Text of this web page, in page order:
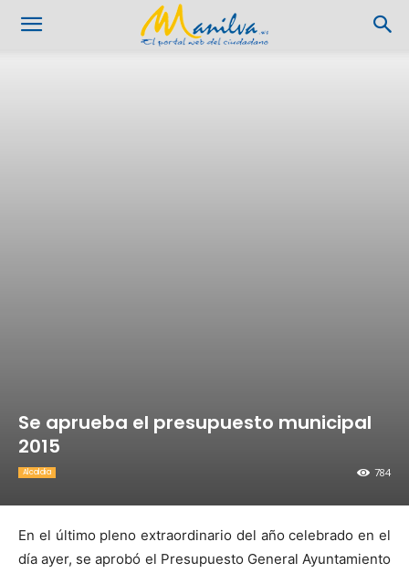
Se aprueba el presupuesto municipal
2015
784
Alcaldia
En el último pleno extraordinario del año celebrado en el
día ayer, se aprobó el Presupuesto General Ayuntamiento